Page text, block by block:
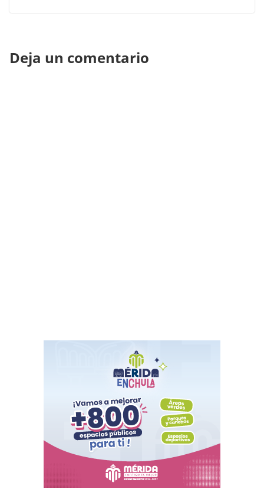
Deja un comentario